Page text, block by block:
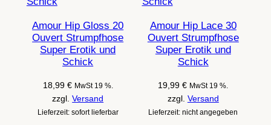
Amour Hip Gloss 20
Ouvert Strumpfhose
Super Erotik und
Schick
18,99 € MwSt 19 %.
zzgl.Versand
Lieferzeit: sofort lieferbar
Amour Hip Lace 30
Ouvert Strumpfhose
Super Erotik und
Schick
19,99€ MwSt 19 %.
zzgl. Versand
Lieferzeit: nicht angegeben